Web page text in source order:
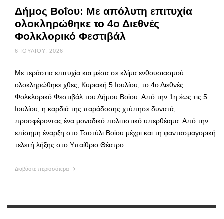
Δήμος Βοΐου: Με απόλυτη επιτυχία
ολοκληρώθηκε το 4ο Διεθνές
Φολκλορικό Φεστιβάλ
6 ΙΟΥΛΊΟΥ, 2026
Με τεράστια επιτυχία και μέσα σε κλίμα ενθουσιασμού
ολοκληρώθηκε χθες, Κυριακή 5 Ιουλίου, το 4ο Διεθνές
Φολκλορικό Φεστιβάλ του Δήμου Βοΐου. Από την 1η έως τις 5
Ιουλίου, η καρδιά της παράδοσης χτύπησε δυνατά,
προσφέροντας ένα μοναδικό πολιτιστικό υπερθέαμα. Από την
επίσημη έναρξη στο Τσοτύλι Βοΐου μέχρι και τη φαντασμαγορική
τελετή λήξης στο Υπαίθριο Θέατρο …
Διαβάστε περισσότερα